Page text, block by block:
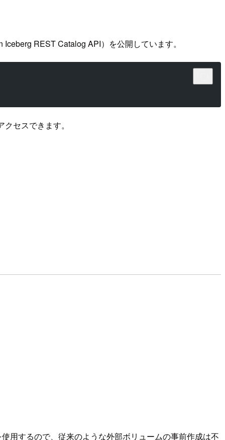
REST Catalog API）を公開しています。
セスできます。
用するので、従来のような外部ボリュームの事前作成は不